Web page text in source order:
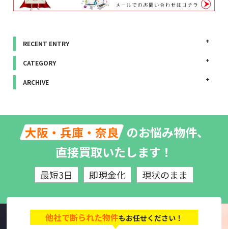
RECENT ENTRY
CATEGORY
ARCHIVE
大阪・兵庫・奈良 のお悩み物件、
直接買取いたします！
最短3日 即現金化 現状のまま
他社で断られた物件もお任せください！